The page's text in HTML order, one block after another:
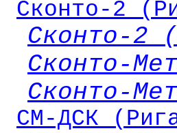
Сконто-2
Сконто-2
Сконто-
Сконто-
СМ-ДСК